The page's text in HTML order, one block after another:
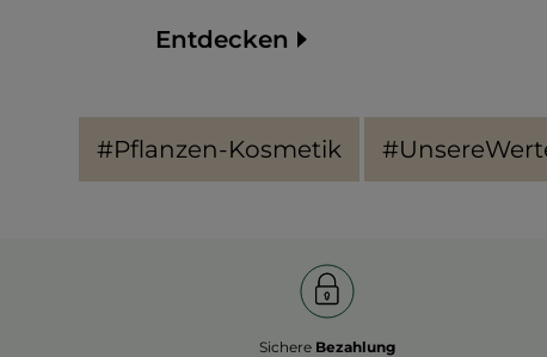
Entdecken
#Pflanzen-Kosmetik
Sichere Bezahlung